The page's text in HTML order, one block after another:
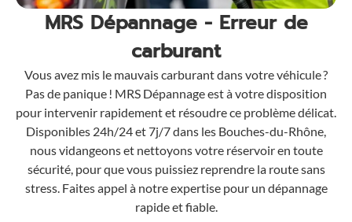
MRS Dépannage - Erreur de
carburant
Vous avez mis le mauvais carburant dans votre véhicule ?
Pas de panique ! MRS Dépannage est à votre disposition
pour intervenir rapidement et résoudre ce problème délicat.
Disponibles 24h/24 et 7j/7 dans les Bouches-du-Rhône,
nous vidangeons et nettoyons votre réservoir en toute
sécurité, pour que vous puissiez reprendre la route sans
stress. Faites appel à notre expertise pour un dépannage
rapide et fiable.